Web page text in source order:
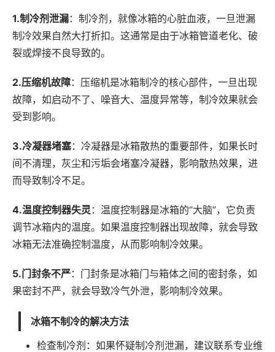
1.制冷剂泄漏：制冷剂，就像冰箱的心脏血液，一旦泄漏
制冷效果自然大打折扣。这通常是由于冰箱管道老化、破
裂或焊接不良导致的。
2.压缩机故障：压缩机是冰箱制冷的核心部件，一旦出现
故障，如启动不了、噪音大、温度异常等，制冷效果就会
受到影响。
3.冷凝器堵塞：冷凝器是冰箱散热的重要部件，如果长时
间不清理，灰尘和污垢会堵塞冷凝器，影响散热效果，进
而导致制冷不足。
4.温度控制器失灵：温度控制器是冰箱的“大脑”，它负责
调节冰箱内的温度。如果温度控制器出现故障，就会导致
冰箱无法准确控制温度，从而影响制冷效果。
5.门封条不严：门封条是冰箱门与箱体之间的密封条，如
果密封不严，就会导致冷气外泄，影响制冷效果。
冰箱不制冷的解决方法
检查制冷剂：如果怀疑制冷剂泄漏，建议联系专业维